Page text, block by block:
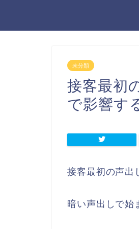
未分類
接客最初
で影響す
接客最初の声出
暗い声出しで始